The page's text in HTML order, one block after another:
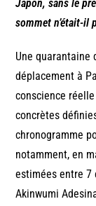
Japon, sans le
sommet n’était-il
Une quarantaine
déplacement à
conscience
concrètes
chronogramme
notamment, en
estimées entre 7
Akinwumi